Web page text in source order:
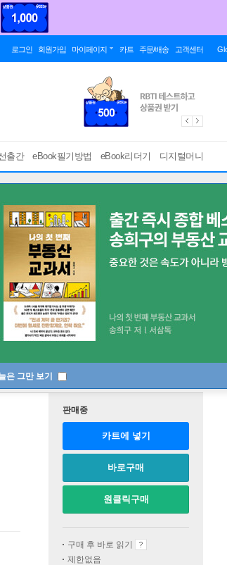
로그인 회원가입 마이페이지 카트 주문/배송 고객센터
출간 eBook필기방법 eBook리더기 디지털머니
은 그만 보기
소방상식+실전모의고
판매중
카트에 넣기
바로구매
원클릭구매
구매 후 바로 읽기
제한없음